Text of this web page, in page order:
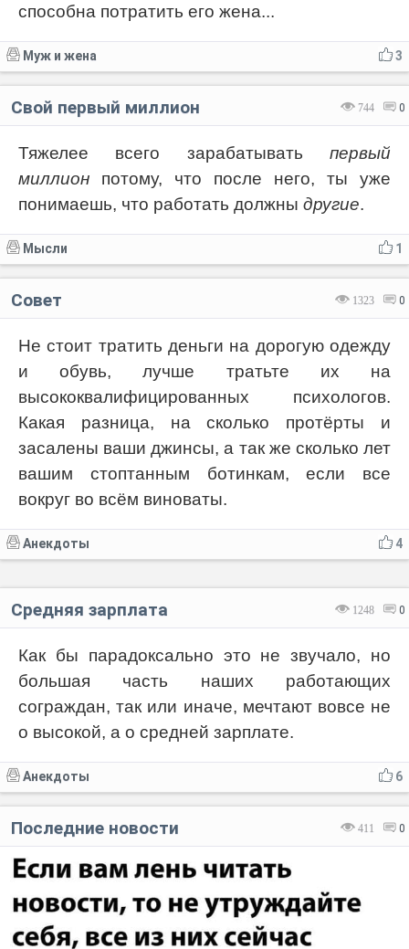
способна потратить его жена...
3
Муж и жена
744 0
Свой первый миллион
Тяжелее всего зарабатывать первый
миллион потому, что после него, ты уже
понимаешь, что работать должны другие.
1
Мысли
1323 0
Совет
Не стоит тратить деньги на дорогую одежду
и обувь, лучше тратьте их на
высококвалифицированных психологов.
Какая разница, на сколько протёрты и
засалены ваши джинсы, а так же сколько лет
вашим стоптанным ботинкам, если все
вокруг во всём виноваты.
4
Анекдоты
1248 0
Средняя зарплата
Как бы парадоксально это не звучало, но
большая часть наших работающих
сограждан, так или иначе, мечтают вовсе не
о высокой, а о средней зарплате.
6
Анекдоты
411 0
Последние новости